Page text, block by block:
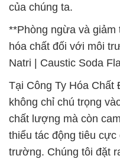
của chúng ta.
**Phòng ngừa và
hóa chất đối với môi
Natri | Caustic Soda
Tại Công Ty Hóa
không chỉ chú trọng
chất lượng mà còn
thiểu tác động tiêu
trường. Chúng tôi đặt